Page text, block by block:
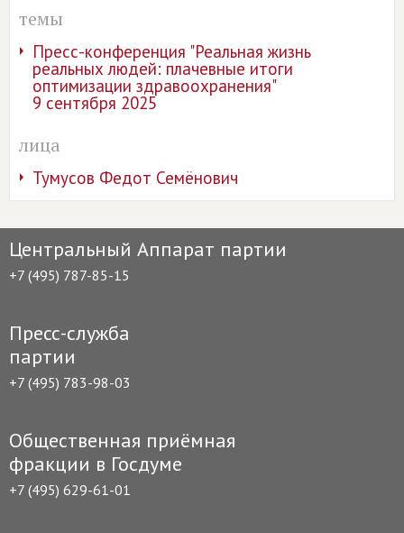
темы
Пресс-конференция "Реальная жизнь
реальных людей: плачевные итоги
оптимизации здравоохранения"
9 сентября 2025
лица
Тумусов Федот Семёнович
Центральный Аппарат партии
+7 (495) 787-85-15
Пресс-служба
партии
+7 (495) 783-98-03
Общественная приёмная
фракции в Госдуме
+7 (495) 629-61-01